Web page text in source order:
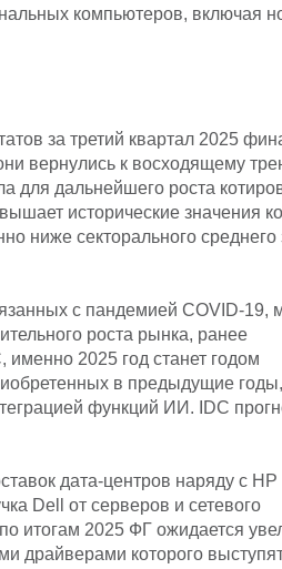
компьютеров, включая
за третий квартал 2025
вернулись к восходящему
для дальнейшего роста
исторические значения
ниже секторального среднего
с пандемией COVID-19,
роста рынка, ранее
именно 2025 год станет годом
в предыдущие годы,
функций ИИ. IDC
дата-центров наряду с HP
Dell от серверов и сетевого
итогам 2025 ФГ ожидается
которого